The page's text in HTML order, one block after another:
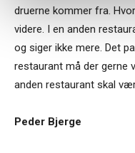
druerne kommer fra.
videre. I en anden
og siger ikke mere. Det
restaurant må der gerne
anden restaurant skal
Peder Bjerge